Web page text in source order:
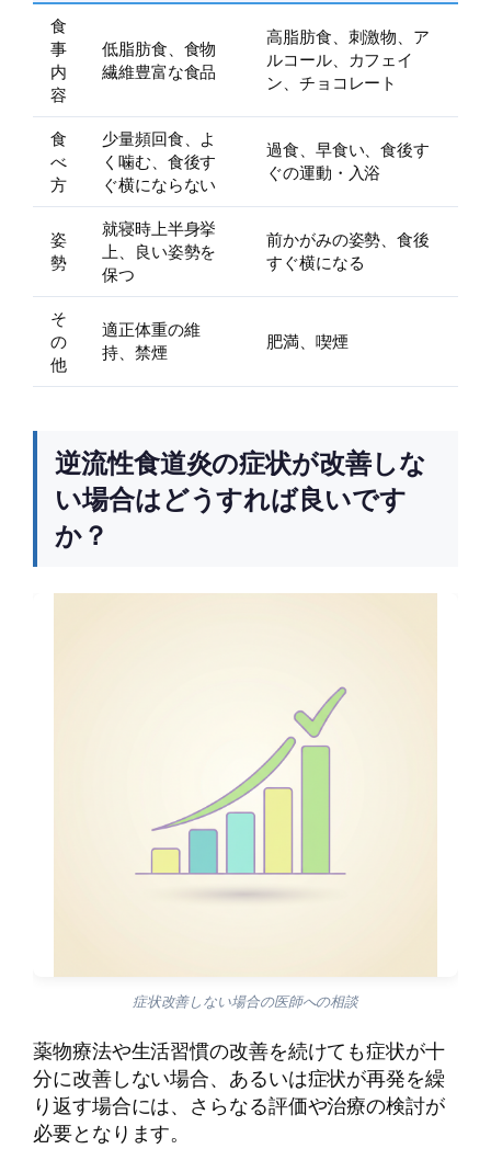
食
事
内
容
低脂肪食、食物
繊維豊富な食品
高脂肪食、刺激物、ア
ルコール、カフェイ
ン、チョコレート
食
べ
方
少量頻回食、よ
く噛む、食後す
ぐ横にならない
過食、早食い、食後す
ぐの運動・入浴
姿
勢
就寝時上半身挙
上、良い姿勢を
保つ
前かがみの姿勢、食後
すぐ横になる
そ
の
他
適正体重の維
持、禁煙
肥満、喫煙
逆流性食道炎の症状が改善しな
い場合はどうすれば良いです
か？
症状改善しない場合の医師への相談
薬物療法や生活習慣の改善を続けても症状が十
分に改善しない場合、あるいは症状が再発を繰
り返す場合には、さらなる評価や治療の検討が
必要となります。